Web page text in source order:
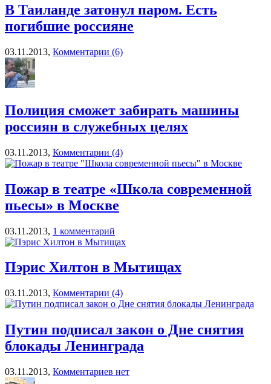
В Таиланде затонул паром. Есть
погибшие россияне
03.11.2013, Комментарии (6)
Полиция сможет забирать машины
россиян в служебных целях
03.11.2013, Комментарии (4)
Пожар в театре «Школа современной
пьесы» в Москве
03.11.2013, 1 комментарий
Пэрис Хилтон в Мытищах
03.11.2013, Комментарии (4)
Путин подписал закон о Дне снятия
блокады Ленинграда
03.11.2013, Комментариев нет